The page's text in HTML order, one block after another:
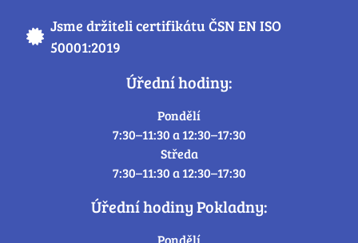
Jsme držiteli certifikátu ČSN EN ISO
50001:2019
Úřední hodiny:
Pondělí
7:30–11:30 a 12:30–17:30
Středa
7:30–11:30 a 12:30–17:30
Úřední hodiny Pokladny:
Pondělí